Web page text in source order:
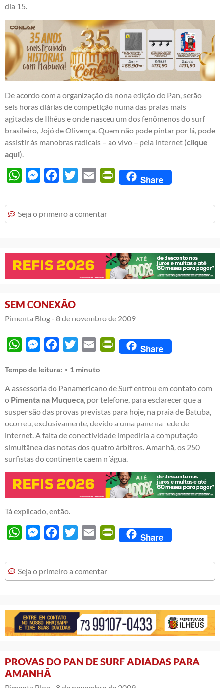
dia 15.
De acordo com a organização da nona edição do Pan, serão
seis horas diárias de competição numa das praias mais
agitadas de Ilhéus e onde nasceu um dos fenômenos do surf
brasileiro, Jojó de Olivença. Quem não pode pintar por lá, pode
assistir às manobras radicais – ao vivo – pela internet (clique
aqui).
WhatsAppMessengerFacebook
Twitter Email PrintFriendly
Share
Seja o primeiro a comentar
SEM CONEXÃO
Pimenta Blog - 8 de novembro de 2009
WhatsAppMessengerFacebook
Twitter Email PrintFriendly
Share
Tempo de leitura: < 1 minuto
A assessoria do Panamericano de Surf entrou em contato com
o Pimenta na Muqueca , por telefone, para esclarecer que a
suspensão das provas previstas para hoje, na praia de Batuba,
ocorreu, exclusivamente, devido a uma pane na rede de
internet. A falta de conectividade impediria a computação
simultânea das notas dos quatro árbitros. Amanhã, os 250
surfistas do continente caem n´água.
Tá explicado, então.
WhatsAppMessengerFacebook
Twitter Email PrintFriendly
Share
Seja o primeiro a comentar
PROVAS DO PAN DE SURF ADIADAS PARA
AMANHÃ